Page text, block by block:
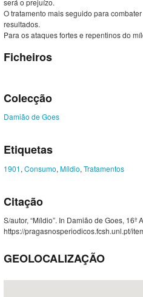
será o prejuízo.
O tratamento mais seguido para
resultados.
Para os ataques fortes e repentinos do
Ficheiros
Colecção
Damião de Goes
Etiquetas
1901, Consumo, Míldio, Tratamentos
Citação
S/autor, “Míldio”. In Damião de Goes,
https://pragasnosperiodicos.fcsh.unl.pt/
GEOLOCALIZAÇÃO